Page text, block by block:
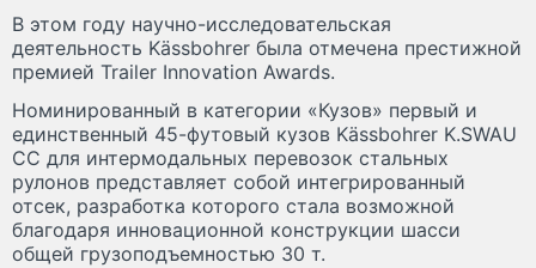
В этом году научно-исследовательская
деятельность Kässbohrer была отмечена престижной
премией Trailer Innovation Awards.
Номинированный в категории «Кузов» первый и
единственный 45-футовый кузов Kässbohrer K.SWAU
CC для интермодальных перевозок стальных
рулонов представляет собой интегрированный
отсек, разработка которого стала возможной
благодаря инновационной конструкции шасси
общей грузоподъемностью 30 т.